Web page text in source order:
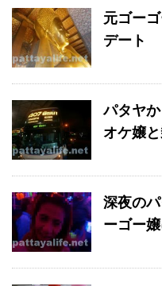
元ゴー
デート
パタヤ
オケ嬢
深夜の
ーゴー